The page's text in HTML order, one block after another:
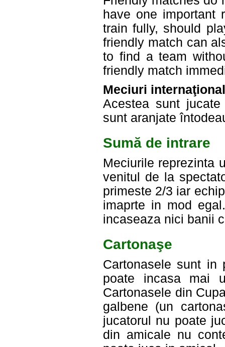
have one important
train fully, should
friendly match can
to find a team
friendly match
Meciuri
Acestea sunt
sunt aranjate
Sumă de intrare
Meciurile reprezinta
venitul de la
primeste 2/3 iar
imaprte in mod
incaseaza nici banii
Cartonaşe
Cartonasele sunt in
poate incasa mai
Cartonasele din
galbene (un
jucatorul nu poate
din amicale nu